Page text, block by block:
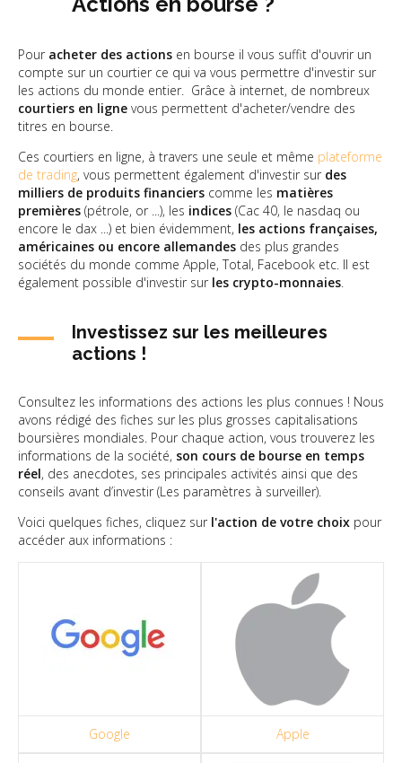
Pour acheter des actions en bourse il vous suffit d'ouvrir un
compte sur un courtier ce qui va vous permettre d'investir sur
les actions du monde entier. Grâce à internet, de nombreux
courtiers en ligne vous permettent d'acheter/vendre des
titres en bourse.
Ces courtiers en ligne, à travers une seule et même plateforme
de trading, vous permettent également d'investir sur des
milliers de produits financiers comme les matières
premières (pétrole, or ...), les indices (Cac 40, le nasdaq ou
encore le dax ...) et bien évidemment, les actions françaises,
américaines ou encore allemandes des plus grandes
sociétés du monde comme Apple, Total, Facebook etc. Il est
également possible d'investir sur les crypto-monnaies
Investissez sur les meilleures
actions !
Consultez les informations des actions les plus connues ! Nous
avons rédigé des fiches sur les plus grosses capitalisations
boursières mondiales. Pour chaque action, vous trouverez les
informations de la société, son cours de bourse en temps
réel, des anecdotes, ses principales activités ainsi que des
conseils avant d’investir (Les paramètres à surveiller).
Voici quelques fiches, cliquez sur l'action de votre choix pour
accéder aux informations :
Google Apple